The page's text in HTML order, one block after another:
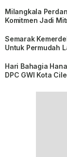
Milangkala
Komitmen Jadi
Semarak
Untuk Permudah
Hari Bahagia
DPC GWI Kota